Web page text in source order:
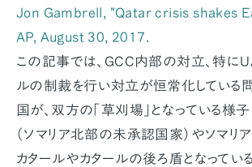
Jon Gambrell, "Qatar crisis shakes
AP, August 30, 2017.
この記事では、GCC内部の対立、特に
ルの制裁を行い対立が恒常化している問
国が、双方の「草刈場」となっている様
（ソマリア北部の未承認国家）やソマ
カタールやカタールの後ろ盾となって